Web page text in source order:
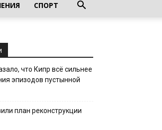
СПОРТ
что Кипр всё сильнее
эпизодов пустынной
план реконструкции